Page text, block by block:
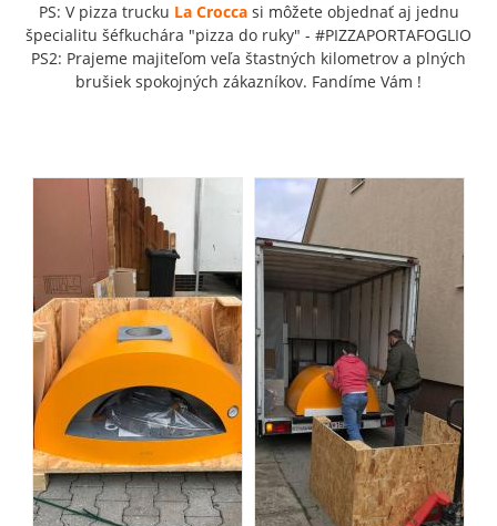
PS: V pizza trucku La Croccasi môžete objednať aj jednu
špecialitu šéfkuchára "pizza do ruky" - #PIZZAPORTAFOGLIO
PS2: Prajeme majiteľom veľa štastných kilometrov a plných
brušiek spokojných zákazníkov. Fandíme Vám !